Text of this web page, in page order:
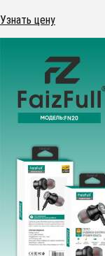
Узнать цену